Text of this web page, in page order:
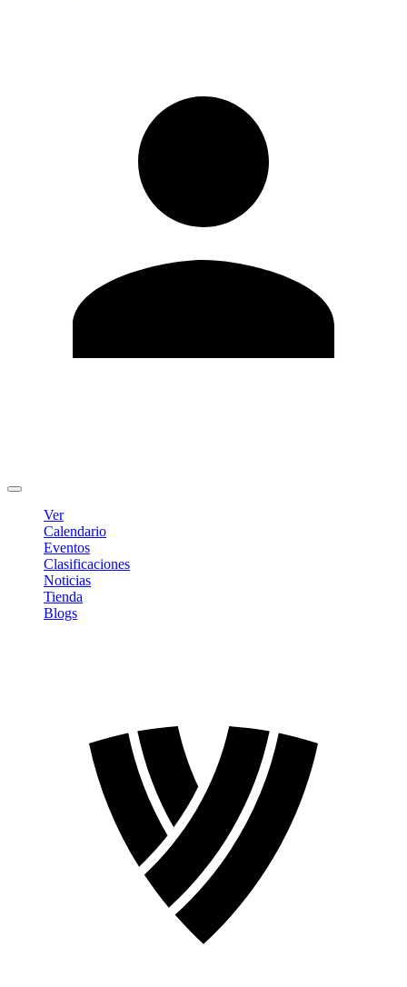
Ver
Calendario
Eventos
Clasificaciones
Noticias
Tienda
Blogs